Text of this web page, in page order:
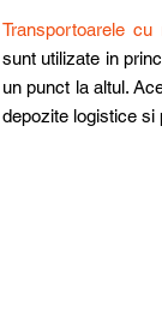
Transportoarele cu
sunt utilizate in
un punct la altul.
depozite logistice si